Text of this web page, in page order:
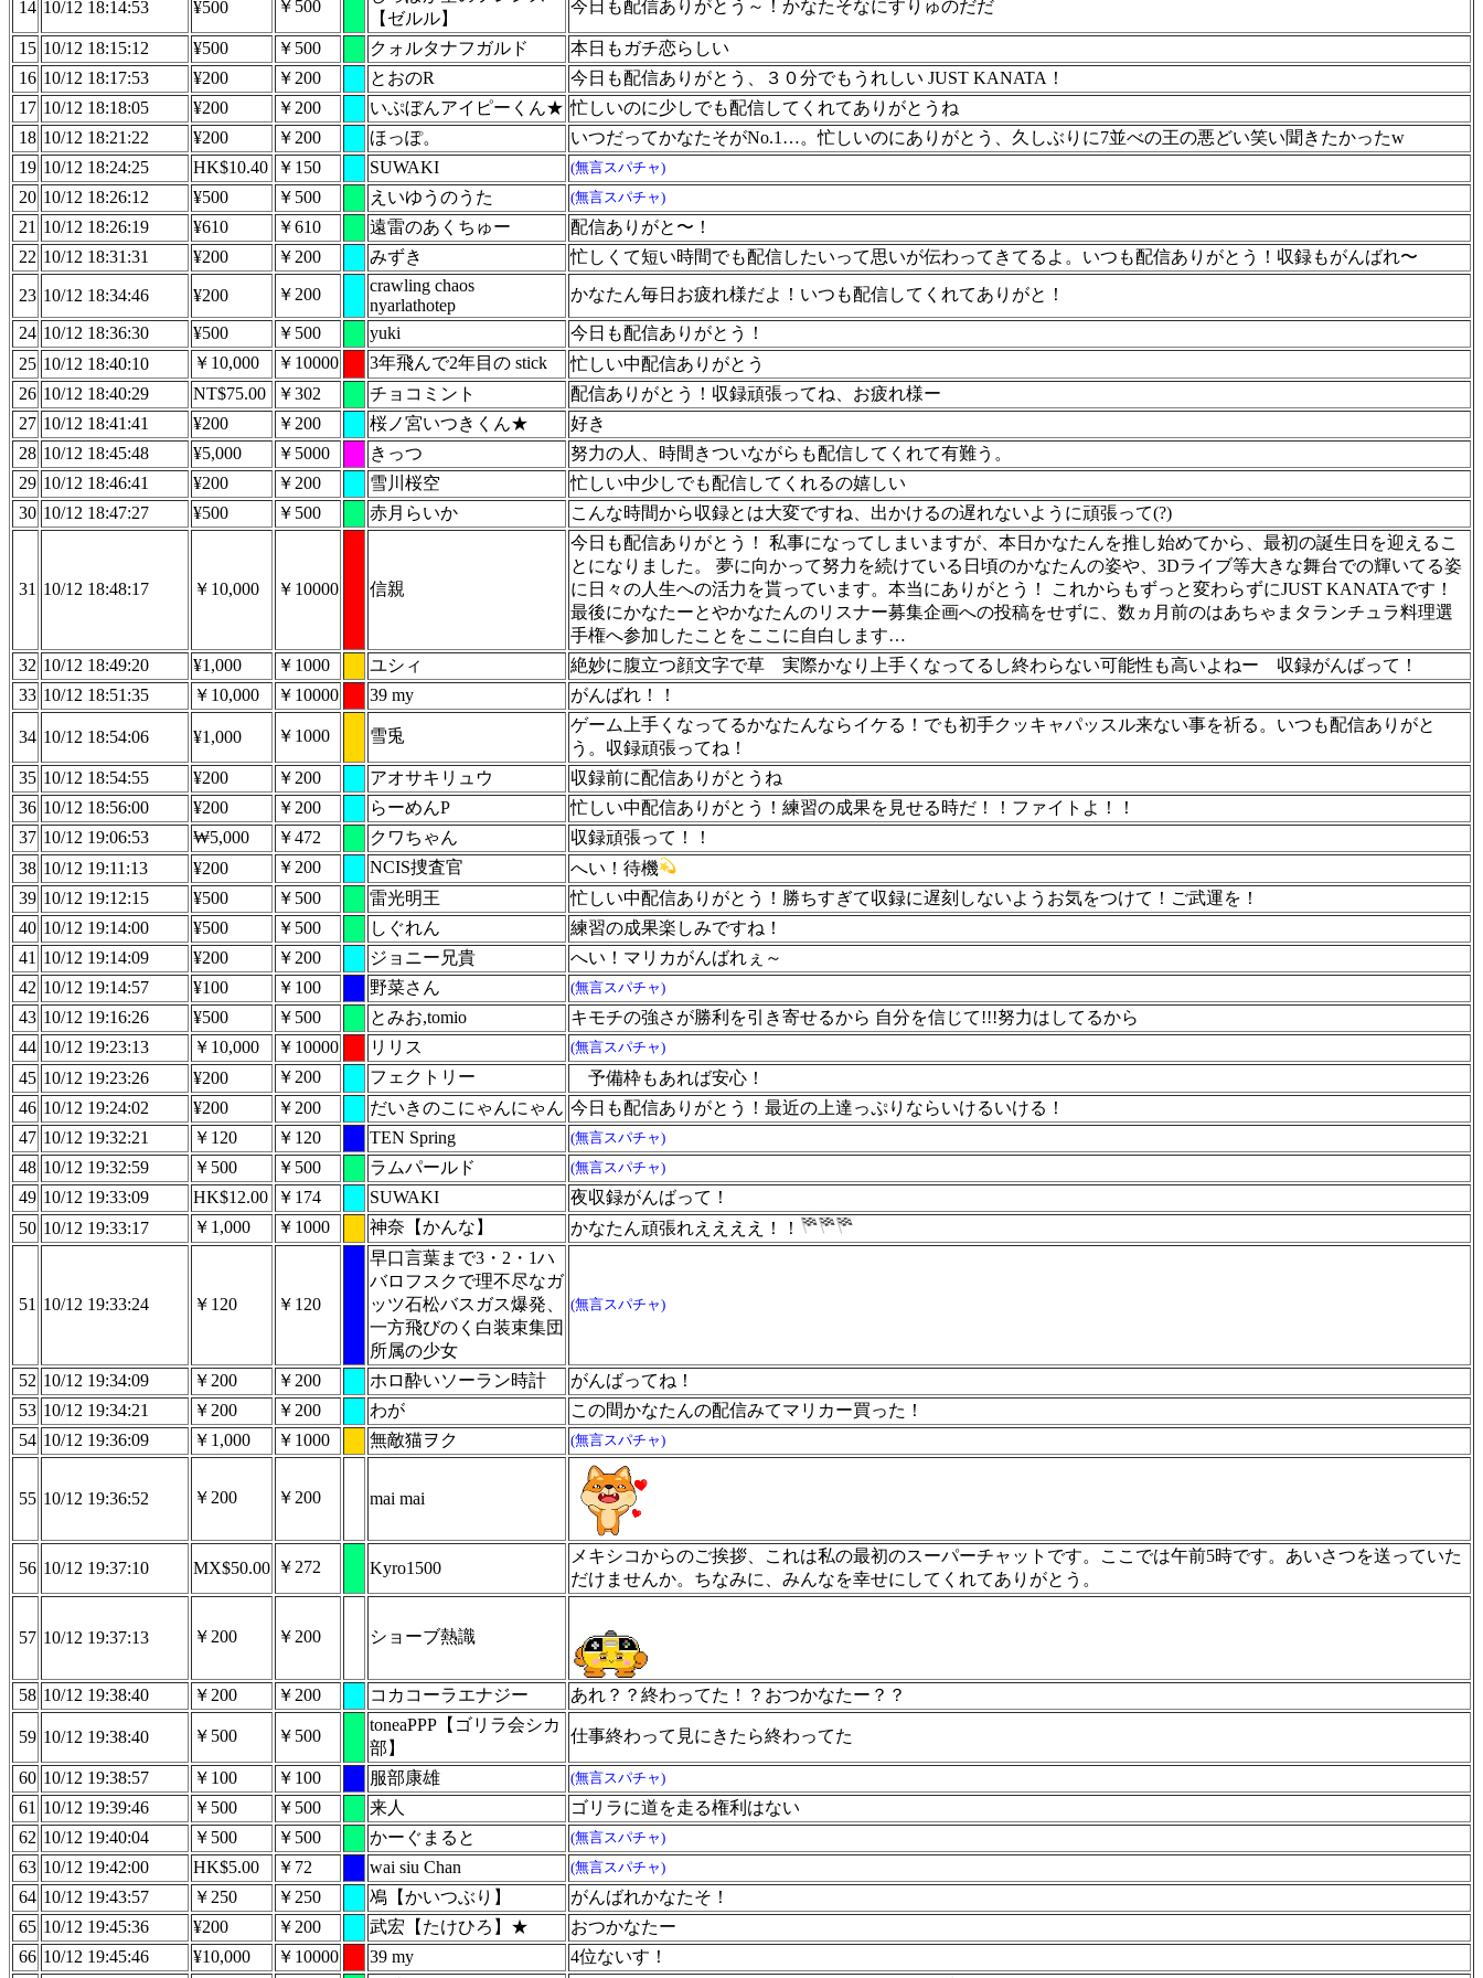
14 10/12 18:14:53 ¥500 ￥500
【ゼルル】
今日も配信ありがとう～！かなたそなにすりゅのだだ
15 10/12 18:15:12 ¥500 ￥500 クォルタナフガルド
本日もガチ恋らしい
16 10/12 18:17:53 ¥200 ￥200 とおのR
今日も配信ありがとう、３０分でもうれしい JUST KANATA！
17 10/12 18:18:05 ¥200 ￥200 いぷぼんアイピーくん★ 忙しいのに少しでも配信してくれてありがとうね
18 10/12 18:21:22 ¥200 ￥200 ほっぽ。
いつだってかなたそがNo.1…。忙しいのにありがとう、久しぶりに7並べの王の悪どい笑い聞きたかったw
19 10/12 18:24:25 HK$10.40 ￥150 SUWAKI (無言スパチャ)
20 10/12 18:26:12 ¥500 ￥500 えいゆうのうた (無言スパチャ)
21 10/12 18:26:19 ¥610 ￥610 遠雷のあくちゅー
配信ありがと〜！
22 10/12 18:31:31 ¥200 ￥200 みずき 忙しくて短い時間でも配信したいって思いが伝わってきてるよ。いつも配信ありがとう！収録もがんばれ〜
23 10/12 18:34:46 ¥200 ￥200
crawling chaos
nyarlathotep
かなたん毎日お疲れ様だよ！いつも配信してくれてありがと！
24 10/12 18:36:30 ¥500 ￥500 yuki
今日も配信ありがとう！
25 10/12 18:40:10 ￥10,000 ￥10000 3年飛んで2年目の stick
忙しい中配信ありがとう
26 10/12 18:40:29 NT$75.00 ￥302 チョコミント
配信ありがとう！収録頑張ってね、お疲れ様ー
27 10/12 18:41:41 ¥200 ￥200 桜ノ宮いつきくん★
好き
28 10/12 18:45:48 ¥5,000 ￥5000 きっつ
努力の人、時間きついながらも配信してくれて有難う。
29 10/12 18:46:41 ¥200 ￥200 雪川桜空
忙しい中少しでも配信してくれるの嬉しい
30 10/12 18:47:27 ¥500 ￥500 赤月らいか こんな時間から収録とは大変ですね、出かけるの遅れないように頑張って(?)
31 10/12 18:48:17 ￥10,000 ￥10000 信親
今日も配信ありがとう！ 私事になってしまいますが、本日かなたんを推し始めてから、最初の誕生日を迎えるこ
とになりました。 夢に向かって努力を続けている日頃のかなたんの姿や、3Dライブ等大きな舞台での輝いてる姿
に日々の人生への活力を貰っています。本当にありがとう！ これからもずっと変わらずにJUST KANATAです！
最後にかなたーとやかなたんのリスナー募集企画への投稿をせずに、数ヵ月前のはあちゃまタランチュラ料理選
手権へ参加したことをここに自白します…
32 10/12 18:49:20 ¥1,000 ￥1000 ユシィ
絶妙に腹立つ顔文字で草 実際かなり上手くなってるし終わらない可能性も高いよねー 収録がんばって！
33 10/12 18:51:35 ￥10,000 ￥10000 39 my がんばれ！！
34 10/12 18:54:06 ¥1,000 ￥1000 雪兎
ゲーム上手くなってるかなたんならイケる！でも初手クッキャパッスル来ない事を祈る。いつも配信ありがと
う。収録頑張ってね！
35 10/12 18:54:55 ¥200 ￥200 アオサキリュウ
収録前に配信ありがとうね
36 10/12 18:56:00 ¥200 ￥200 らーめんP
忙しい中配信ありがとう！練習の成果を見せる時だ！！ファイトよ！！
37 10/12 19:06:53 ₩5,000 ￥472 クワちゃん
収録頑張って！！
38 10/12 19:11:13 ¥200 ￥200 NCIS捜査官
へい！待機
39 10/12 19:12:15 ¥500 ￥500 雷光明王
忙しい中配信ありがとう！勝ちすぎて収録に遅刻しないようお気をつけて！ご武運を！
40 10/12 19:14:00 ¥500 ￥500 しぐれん
練習の成果楽しみですね！
41 10/12 19:14:09 ¥200 ￥200 ジョニー兄貴
へい！マリカがんばれぇ～
42 10/12 19:14:57 ¥100 ￥100 野菜さん (無言スパチャ)
43 10/12 19:16:26 ¥500 ￥500 とみお,tomio
キモチの強さが勝利を引き寄せるから 自分を信じて!!!努力はしてるから
44 10/12 19:23:13 ￥10,000 ￥10000 リリス (無言スパチャ)
45 10/12 19:23:26 ¥200 ￥200 フェクトリー
予備枠もあれば安心！
46 10/12 19:24:02 ¥200 ￥200 だいきのこにゃんにゃん 今日も配信ありがとう！最近の上達っぷりならいけるいける！
47 10/12 19:32:21 ￥120 ￥120 TEN Spring (無言スパチャ)
48 10/12 19:32:59 ￥500 ￥500 ラムパールド (無言スパチャ)
49 10/12 19:33:09 HK$12.00 ￥174 SUWAKI
夜収録がんばって！
50 10/12 19:33:17 ￥1,000 ￥1000 神奈【かんな】 かなたん頑張れええええ！！
51 10/12 19:33:24 ￥120 ￥120
早口言葉まで3・2・1ハ
バロフスクで理不尽なガ
ッツ石松バスガス爆発、
一方飛びのく白装束集団
所属の少女
(無言スパチャ)
52 10/12 19:34:09 ￥200 ￥200 ホロ酔いソーラン時計
がんばってね！
53 10/12 19:34:21 ￥200 ￥200 わが
この間かなたんの配信みてマリカー買った！
54 10/12 19:36:09 ￥1,000 ￥1000 無敵猫ヲク (無言スパチャ)
55 10/12 19:36:52 ￥200 ￥200 mai mai
56 10/12 19:37:10 MX$50.00 ￥272 Kyro1500
メキシコからのご挨拶、これは私の最初のスーパーチャットです。ここでは午前5時です。あいさつを送っていた
だけませんか。ちなみに、みんなを幸せにしてくれてありがとう。
57 10/12 19:37:13 ￥200 ￥200 ショーブ熱識
58 10/12 19:38:40 ￥200 ￥200 コカコーラエナジー あれ？？終わってた！？おつかなたー？？
59 10/12 19:38:40 ￥500 ￥500
toneaPPP【ゴリラ会シカ
部】
仕事終わって見にきたら終わってた
60 10/12 19:38:57 ￥100 ￥100 服部康雄 (無言スパチャ)
61 10/12 19:39:46 ￥500 ￥500 来人
ゴリラに道を走る権利はない
62 10/12 19:40:04 ￥500 ￥500 かーぐまると (無言スパチャ)
63 10/12 19:42:00 HK$5.00 ￥72 wai siu Chan (無言スパチャ)
64 10/12 19:43:57 ￥250 ￥250 鳰【かいつぶり】
がんばれかなたそ！
65 10/12 19:45:36 ¥200 ￥200 武宏【たけひろ】★
おつかなたー
66 10/12 19:45:46 ¥10,000 ￥10000 39 my
4位ないす！